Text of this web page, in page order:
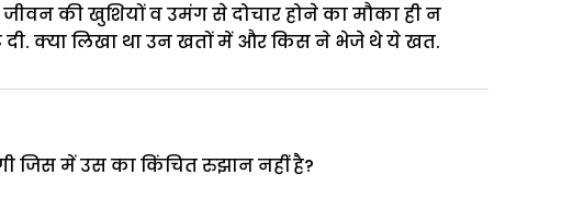
की खुशियों व उमंग से दोचार होने का मौका ही न
क्या लिखा था उन खतों में और किस ने भेजे थे ये खत.
जिस में उस का किंचित रुझान नहीं है?